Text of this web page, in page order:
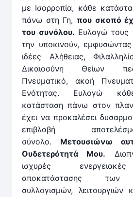
με Ισορροπία, κάθε
πάνω στη Γη, που σκοπό
του συνόλου. Ευλογώ τους
την υποκινούν,
ιδέες Αλήθειας,
Δικαιοσύνη Θείων
Πνευματικό, ακοή
Ενότητας. Ευλογώ
κατάσταση πάνω στον
έχει να προκαλέσει
επιβλαβή
σύνολο. Μετουσιώνω
Ουδετερότητά Μου.
ισχυρές
αποκατάστασης των
συλλογισμών, λειτουργιών